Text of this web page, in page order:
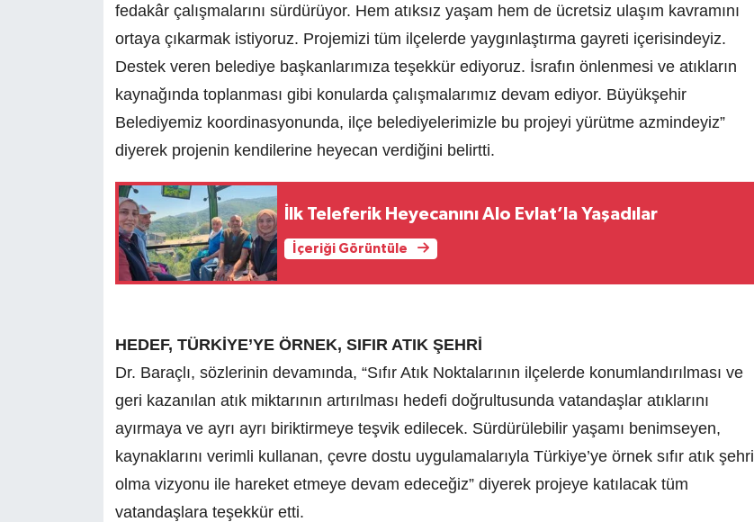
fedakâr çalışmalarını sürdürüyor. Hem atıksız yaşam hem de ücretsiz ulaşım kavramını
ortaya çıkarmak istiyoruz. Projemizi tüm ilçelerde yaygınlaştırma gayreti içerisindeyiz.
Destek veren belediye başkanlarımıza teşekkür ediyoruz. İsrafın önlenmesi ve atıkların
kaynağında toplanması gibi konularda çalışmalarımız devam ediyor. Büyükşehir
Belediyemiz koordinasyonunda, ilçe belediyelerimizle bu projeyi yürütme azmindeyiz”
diyerek projenin kendilerine heyecan verdiğini belirtti.
İlk Teleferik Heyecanını Alo Evlat’la Yaşadılar
İçeriği Görüntüle
HEDEF, TÜRKİYE’YE ÖRNEK, SIFIR ATIK ŞEHRİ
Dr. Baraçlı, sözlerinin devamında, “Sıfır Atık Noktalarının ilçelerde konumlandırılması ve
geri kazanılan atık miktarının artırılması hedefi doğrultusunda vatandaşlar atıklarını
ayırmaya ve ayrı ayrı biriktirmeye teşvik edilecek. Sürdürülebilir yaşamı benimseyen,
kaynaklarını verimli kullanan, çevre dostu uygulamalarıyla Türkiye’ye örnek sıfır atık şehri
olma vizyonu ile hareket etmeye devam edeceğiz” diyerek projeye katılacak tüm
vatandaşlara teşekkür etti.